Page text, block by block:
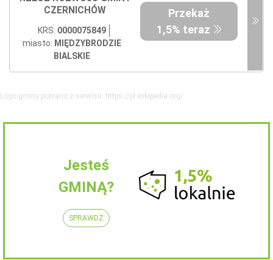
CZERNICHÓW
KRS: 0000075849
miasto: MIĘDZYBRODZIE
BIALSKIE
Przekaż
1,5% teraz
Logo gminy pobrano z serwisu: https://pl.wikipedia.org/
Jesteś
GMINĄ?
SPRAWDŹ